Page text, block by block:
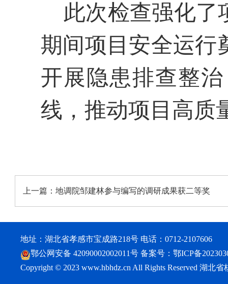
此次检查强化了
期间项目安全运行
开展隐患排查整
线，推动项目高质
上一篇： 地调院邹建林参与编写的调研成果获二等奖
地址：湖北省孝感市宝成路218号 电话：0712-2107606
鄂公网安备 42090002002011号 备案号： 鄂ICP备
Copyright © 2023 www.hbhdz.cn All Rights Reserved 湖北